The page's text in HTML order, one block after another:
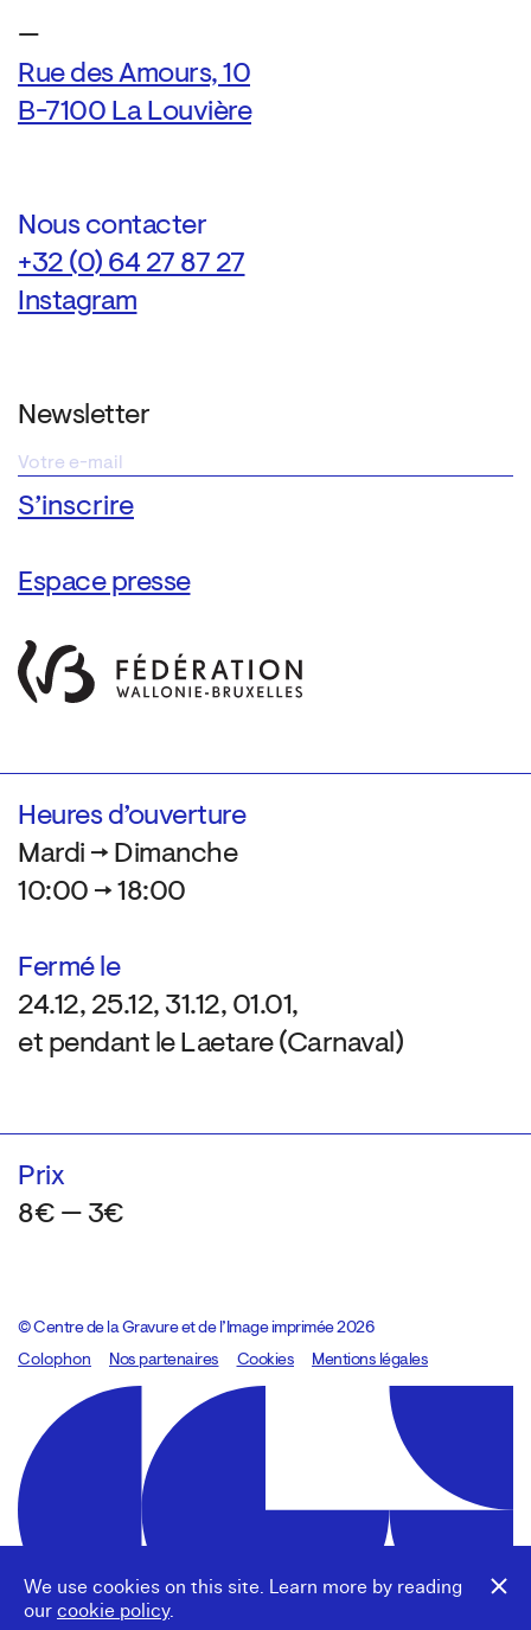
We use cookies on this site. Learn more by reading
our cookie policy.
—
Rue des Amours, 10
B-7100 La Louvière
Nous contacter
+32 (0) 64 27 87 27
Instagram
Newsletter
Espace presse
Heures d’ouverture
Mardi → Dimanche
10:00 → 18:00
Fermé le
24.12, 25.12, 31.12, 01.01,
et pendant le Laetare (Carnaval)
Prix
8€ — 3€
© Centre de la Gravure et de l’Image imprimée 2026
Colophon
Design:Marcel Kaczmarek, code:8080.studio
Nos partenaires Cookies Mentions légales